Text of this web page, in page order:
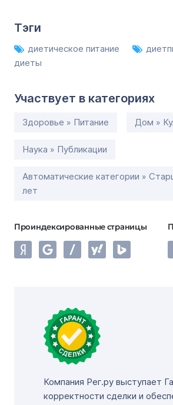
Тэги
диетическое питание
диеты
Участвует в категориях
Здоровье » Питание Дом »
Наука » Публикации
Автоматические категории »
лет
Проиндексированные страницы
Компания Рег.ру выступает
корректности сделки и